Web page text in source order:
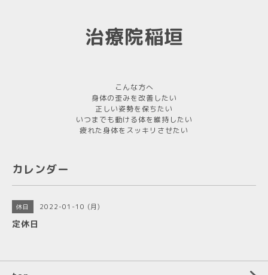
治療院稲垣
こんな方へ
身体の歪みを改善したい
正しい姿勢を保ちたい
いつまでも動ける体を維持したい
疲れた身体をスッキリさせたい
カレンダー
休日 2022-01-10 (月)
定休日